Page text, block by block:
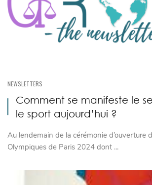
NEWSLETTERS
Comment se manifeste le
le sport aujourd’hui ?
Au lendemain de la cérémonie d’ouverture
Olympiques de Paris 2024 dont ...